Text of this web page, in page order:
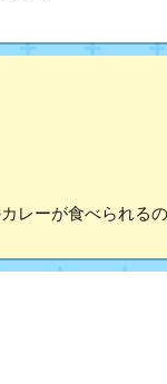
レーが食べられる